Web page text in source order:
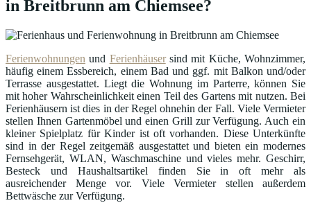
in Breitbrunn am Chiemsee?
Ferienwohnungen und Ferienhäusersind mit Küche, Wohnzimmer,
häufig einem Essbereich, einem Bad und ggf. mit Balkon und/oder
Terrasse ausgestattet. Liegt die Wohnung im Parterre, können Sie
mit hoher Wahrscheinlichkeit einen Teil des Gartens mit nutzen. Bei
Ferienhäusern ist dies in der Regel ohnehin der Fall. Viele Vermieter
stellen Ihnen Gartenmöbel und einen Grill zur Verfügung. Auch ein
kleiner Spielplatz für Kinder ist oft vorhanden. Diese Unterkünfte
sind in der Regel zeitgemäß ausgestattet und bieten ein modernes
Fernsehgerät, WLAN, Waschmaschine und vieles mehr. Geschirr,
Besteck und Haushaltsartikel finden Sie in oft mehr als
ausreichender Menge vor. Viele Vermieter stellen außerdem
Bettwäsche zur Verfügung.